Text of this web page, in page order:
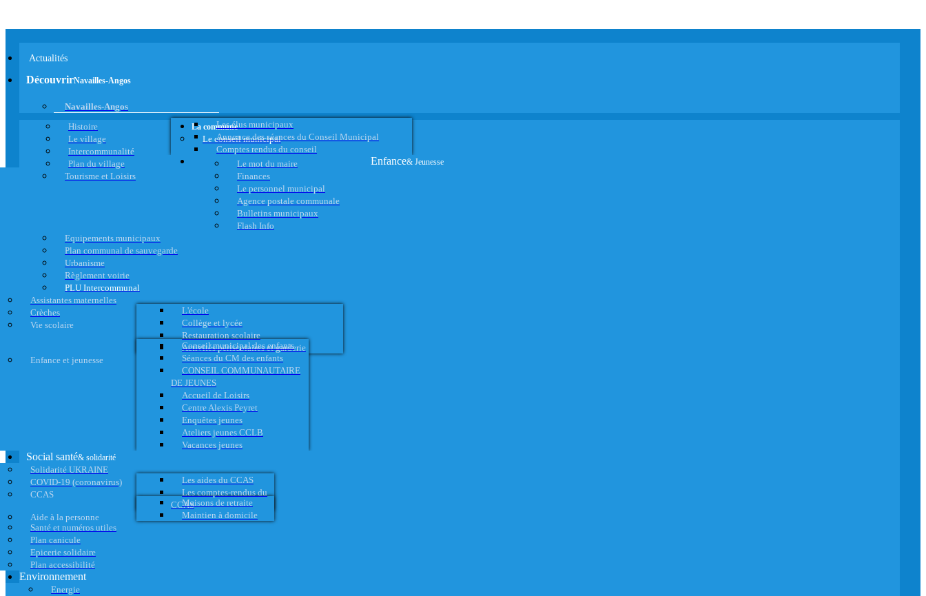
Actualités
DécouvrirNavailles-Angos
Navailles-Angos
Histoire
Le village
Intercommunalité
Plan du village
Tourisme et Loisirs
La commune
Le conseil municipal
Les élus municipaux
Annonce des séances du Conseil Municipal
Comptes rendus du conseil
Le mot du maire
Finances
Le personnel municipal
Agence postale communale
Bulletins municipaux
Flash Info
Equipements municipaux
Plan communal de sauvegarde
Urbanisme
Règlement voirie
PLU Intercommunal
Enfance& Jeunesse
Assistantes maternelles
Crèches
Vie scolaire
L'école
Collège et lycée
Restauration scolaire
Activités périscolaires et garderie
Enfance et jeunesse
Conseil municipal des enfants
Séances du CM des enfants
CONSEIL COMMUNAUTAIRE
DE JEUNES
Accueil de Loisirs
Centre Alexis Peyret
Enquêtes jeunes
Ateliers jeunes CCLB
Vacances jeunes
Social santé& solidarité
Solidarité UKRAINE
COVID-19 (coronavirus)
CCAS
Les aides du CCAS
Les comptes-rendus du
CCAS
Aide à la personne
Maisons de retraite
Maintien à domicile
Santé et numéros utiles
Plan canicule
Epicerie solidaire
Plan accessibilité
Environnement
Energie